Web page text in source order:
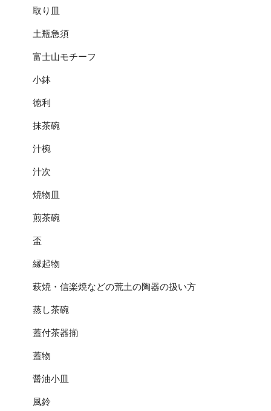
取り皿
土瓶急須
富士山モチーフ
小鉢
徳利
抹茶碗
汁椀
汁次
焼物皿
煎茶碗
盃
縁起物
萩焼・信楽焼などの荒土の陶器の扱い方
蒸し茶碗
蓋付茶器揃
蓋物
醤油小皿
風鈴